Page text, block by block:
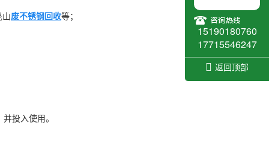
废不锈钢回收等；
投入使用。
15190180760
17715546247
返回顶部